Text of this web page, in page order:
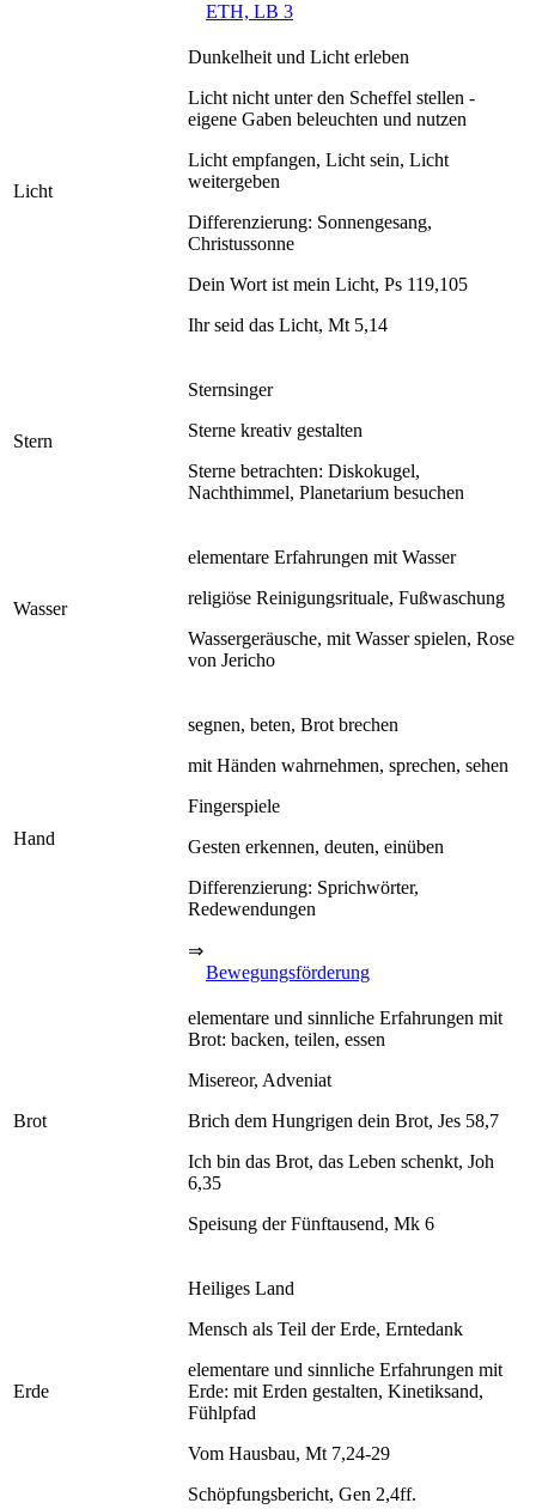
ETH, LB 3
Licht
Dunkelheit und Licht erleben
Licht nicht unter den Scheffel stellen -
eigene Gaben beleuchten und nutzen
Licht empfangen, Licht sein, Licht
weitergeben
Differenzierung: Sonnengesang,
Christussonne
Dein Wort ist mein Licht, Ps 119,105
Ihr seid das Licht, Mt 5,14
Stern
Sternsinger
Sterne kreativ gestalten
Sterne betrachten: Diskokugel,
Nachthimmel, Planetarium besuchen
Wasser
elementare Erfahrungen mit Wasser
religiöse Reinigungsrituale, Fußwaschung
Wassergeräusche, mit Wasser spielen, Rose
von Jericho
Hand
segnen, beten, Brot brechen
mit Händen wahrnehmen, sprechen, sehen
Fingerspiele
Gesten erkennen, deuten, einüben
Differenzierung: Sprichwörter,
Redewendungen
⇒
Bewegungsförderung
Brot
elementare und sinnliche Erfahrungen mit
Brot: backen, teilen, essen
Misereor, Adveniat
Brich dem Hungrigen dein Brot, Jes 58,7
Ich bin das Brot, das Leben schenkt, Joh
6,35
Speisung der Fünftausend, Mk 6
Erde
Heiliges Land
Mensch als Teil der Erde, Erntedank
elementare und sinnliche Erfahrungen mit
Erde: mit Erden gestalten, Kinetiksand,
Fühlpfad
Vom Hausbau, Mt 7,24-29
Schöpfungsbericht, Gen 2,4ff.